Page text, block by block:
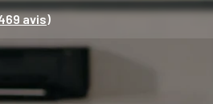
avis)